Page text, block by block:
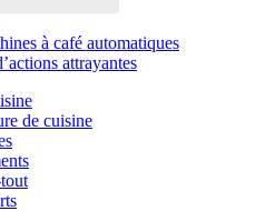
à café automatiques
attrayantes
de cuisine